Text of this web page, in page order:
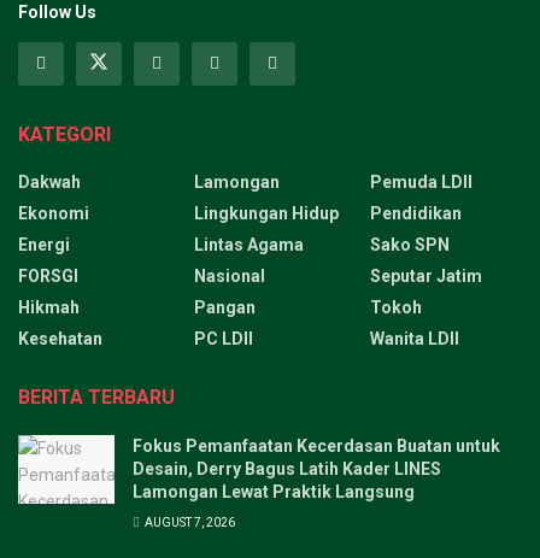
Follow Us
KATEGORI
Dakwah
Ekonomi
Energi
FORSGI
Hikmah
Kesehatan
Lamongan
Lingkungan Hidup
Lintas Agama
Nasional
Pangan
PC LDII
Pemuda LDII
Pendidikan
Sako SPN
Seputar Jatim
Tokoh
Wanita LDII
BERITA TERBARU
Fokus Pemanfaatan Kecerdasan Buatan untuk
Desain, Derry Bagus Latih Kader LINES
Lamongan Lewat Praktik Langsung
AUGUST 7, 2026